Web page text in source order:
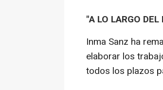
"A LO LARGO
Inma Sanz ha
elaborar los
todos los plazos